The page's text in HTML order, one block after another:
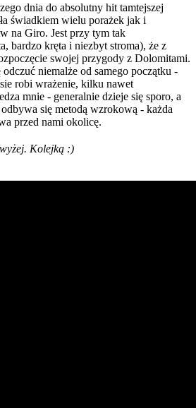
dnia do absolutny hit tamtejszej
świadkiem wielu porażek jak i
na Giro. Jest przy tym tak
bardzo kręta i niezbyt stroma), że z
swojej przygody z Dolomitami.
niemalże od samego początku -
robi wrażenie, kilku nawet
mnie - generalnie dzieje się sporo, a
się metodą wzrokową - każda
przed nami okolicę.
Kolejką :)